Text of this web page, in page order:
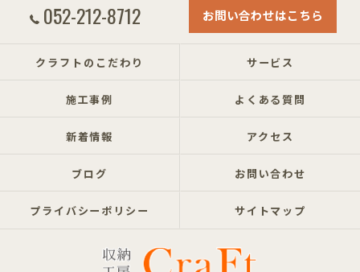
052-212-8712 お問い合わせはこちら
クラフトのこだわり サービス
施工事例 よくある質問
新着情報 アクセス
ブログ お問い合わせ
プライバシーポリシー サイトマップ